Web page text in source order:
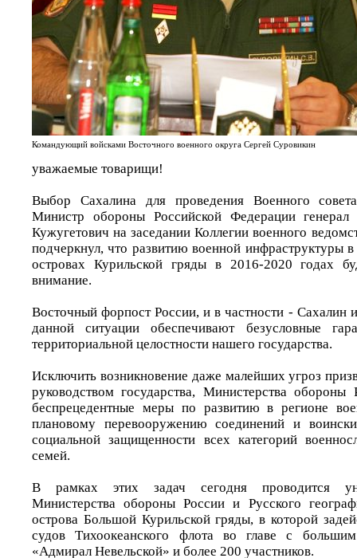
Командующий войсками Восточного военного округа Сергей Суровикин
уважаемые товарищи!
Выбор Сахалина для проведения Военного
Министр обороны Российской Федерации
Кужугетович на заседании Коллегии военного
подчеркнул, что развитию военной инфраструктуры
островах Курильской гряды в 2016-2020 годах
внимание.
Восточный форпост России, и в частности - Сахалин
данной ситуации обеспечивают безусловные
территориальной целостности нашего государства.
Исключить возникновение даже малейших угроз
руководством государства, Министерства обороны
беспрецедентные меры по развитию в регионе
плановому перевооружению соединений и
социальной защищенности всех категорий
семей.
В рамках этих задач сегодня проводится
Министерства обороны России и Русского
острова Большой Курильской гряды, в которой
судов Тихоокеанского флота во главе с
«Адмирал Невельской» и более 200 участников.